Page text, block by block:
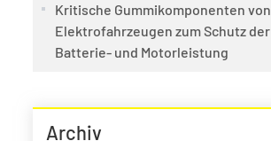
Kritische Gummikomponenten von
Elektrofahrzeugen zum Schutz der
Batterie- und Motorleistung
Archiv